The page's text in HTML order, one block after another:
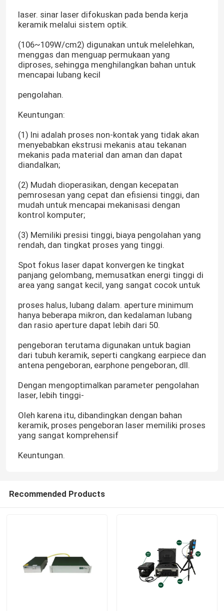
Printer 3D Hijau
Mesin Las Laser Genggam
Mesin Pemotong Laser
laser. sinar laser difokuskan pada benda kerja
keramik melalui sistem optik.
(106~109W/cm2) digunakan untuk melelehkan,
menggas dan menguap permukaan yang
diproses, sehingga menghilangkan bahan untuk
mencapai lubang kecil
pengolahan.
Keuntungan:
(1) Ini adalah proses non-kontak yang tidak akan
menyebabkan ekstrusi mekanis atau tekanan
mekanis pada material dan aman dan dapat
diandalkan;
(2) Mudah dioperasikan, dengan kecepatan
pemrosesan yang cepat dan efisiensi tinggi, dan
mudah untuk mencapai mekanisasi dengan
kontrol komputer;
(3) Memiliki presisi tinggi, biaya pengolahan yang
rendah, dan tingkat proses yang tinggi.
Spot fokus laser dapat konvergen ke tingkat
panjang gelombang, memusatkan energi tinggi di
area yang sangat kecil, yang sangat cocok untuk
proses halus, lubang dalam. aperture minimum
hanya beberapa mikron, dan kedalaman lubang
dan rasio aperture dapat lebih dari 50.
pengeboran terutama digunakan untuk bagian
dari tubuh keramik, seperti cangkang earpiece dan
antena pengeboran, earphone pengeboran, dll.
Dengan mengoptimalkan parameter pengolahan
laser, lebih tinggi-
Oleh karena itu, dibandingkan dengan bahan
keramik, proses pengeboran laser memiliki proses
yang sangat komprehensif
Keuntungan.
Recommended Products